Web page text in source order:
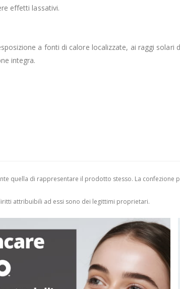
effetti lassativi.
a fonti di calore localizzate, ai raggi solari
integra.
quella di rappresentare il prodotto stesso. La
attribuibili ad essi sono dei legittimi proprietari.